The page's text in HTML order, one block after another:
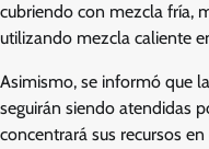
cubriendo con mezcla fría,
utilizando mezcla caliente
Asimismo, se informó que
seguirán siendo atendidas
concentrará sus recursos